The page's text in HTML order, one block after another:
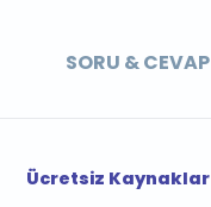
SORU & CEVAP
Ücretsiz Kaynaklar